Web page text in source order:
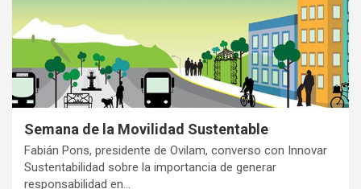
Semana de la Movilidad Sustentable
Fabián Pons, presidente de Ovilam, converso con Innovar
Sustentabilidad sobre la importancia de generar
responsabilidad en…